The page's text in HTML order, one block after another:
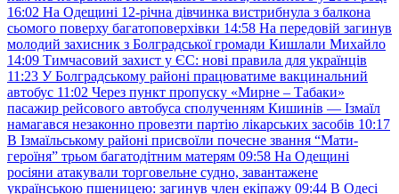
16:02 На Одещині 12-річна дівчинка вистрибнула з балкона
сьомого поверху багатоповерхівки 14:58 На передовій загинув
молодий захисник з Болградської громади Кишлали Михайло
14:09 Тимчасовий захист у ЄС: нові правила для українців
11:23 У Болградському районі працюватиме вакцинальний
автобус 11:02 Через пункт пропуску «Мирне – Табаки»
пасажир рейсового автобуса сполученням Кишинів — Ізмаїл
намагався незаконно провезти партію лікарських засобів 10:17
В Ізмаїльському районі присвоїли почесне звання “Мати-
героїня” трьом багатодітним матерям 09:58 На Одещині
росіяни атакували торговельне судно, завантажене
українською пшеницею: загинув член екіпажу 09:44 В Одесі